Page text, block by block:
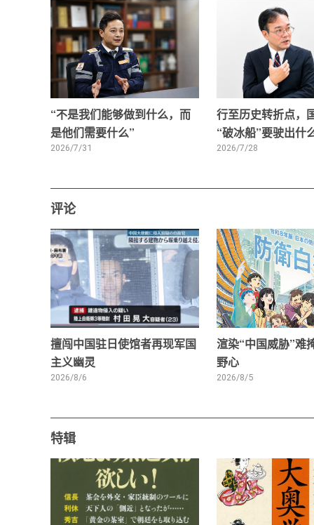
“不是我们能够做到什么，而
是他们需要什么”
2026/7/31
行至历史转折点，
“破冰船”要驶出什
2026/7/28
评论
擅闯中国驻日使馆者再现军国
主义幽灵
2026/8/6
渲染“中国威胁”难
野心
2026/8/5
特辑